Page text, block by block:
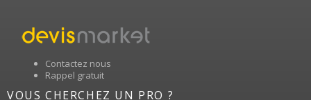
Contactez nous
Rappel gratuit
VOUS CHERCHEZ UN PRO ?